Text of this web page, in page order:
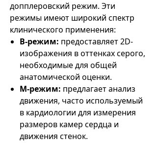
допплеровский режим. Эти
режимы имеют широкий спектр
клинического применения:
B-режим: предоставляет 2D-
изображения в оттенках серого,
необходимые для общей
анатомической оценки.
М-режим: предлагает анализ
движения, часто используемый
в кардиологии для измерения
размеров камер сердца и
движения стенок.